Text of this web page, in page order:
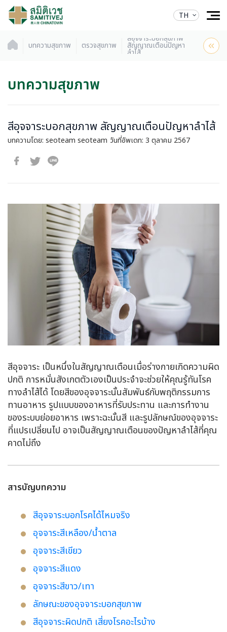
TH
บทความสุขภาพ ตรวจสุขภาพ
สีอุจจาระบอกสุขภาพ
สัญญาณเตือนปัญหา
ลำไส้
บทความสุขภาพ
สีอุจจาระบอกสุขภาพ สัญญาณเตือนปัญหาลำไส้
บทความโดย: seoteam seoteam วันที่อัพเดท: 3 ตุลาคม 2567
สีอุจจาระ เป็นหนึ่งในสัญญาณเตือนเมื่อร่างกายเกิดความผิด
ปกติ การหมั่นสังเกตตัวเองเป็นประจำจะช่วยให้คุณรู้ทันโรค
ทางลำไส้ได้ โดยสีของอุจจาระนั้นสัมพันธ์กับพฤติกรรมการ
ทานอาหาร รูปแบบของอาหารที่รับประทาน และการทำงาน
ของระบบย่อยอาหาร เพราะฉะนั้นสี และรูปลักษณ์ของอุจจาระ
ที่แปรเปลี่ยนไป อาจเป็นสัญญาณเตือนของปัญหาลำไส้ที่คุณ
คาดไม่ถึง
สารบัญบทความ
สีอุจจาระบอกโรคได้ไหมจริง
อุจจาระสีเหลือง/น้ำตาล
อุจจาระสีเขียว
อุจจาระสีแดง
อุจจาระสีขาว/เทา
ลักษณะของอุจจาระบอกสุขภาพ
สีอุจจาระผิดปกติ เสี่ยงโรคอะไรบ้าง